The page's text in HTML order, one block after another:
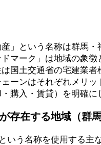
産」という名称は群馬
マーク」は地域の象徴
国土交通省の宅建業者
ーンはそれぞれメリッ
購入・賃貸）を明確に
存在する地域（群
いう名称を使用する主